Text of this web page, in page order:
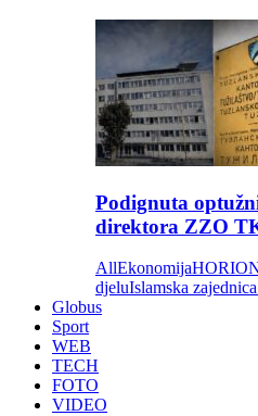
Podignuta
direktora ZZO
AllEkonomija
djeluIslamska
Globus
Sport
WEB
TECH
FOTO
VIDEO